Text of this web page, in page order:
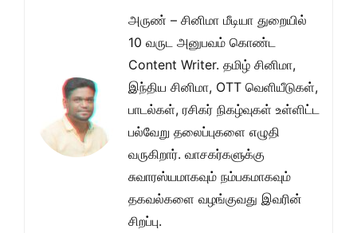
அருண் – சினிமா மீடியா துறையில்
10 வருட அனுபவம் கொண்ட
Content Writer. தமிழ் சினிமா,
இந்திய சினிமா, OTT வெளியீடுகள்,
பாடல்கள், ரசிகர் நிகழ்வுகள் உள்ளிட்ட
பல்வேறு தலைப்புகளை எழுதி
வருகிறார். வாசகர்களுக்கு
சுவாரஸ்யமாகவும் நம்பகமாகவும்
தகவல்களை வழங்குவது இவரின்
சிறப்பு.